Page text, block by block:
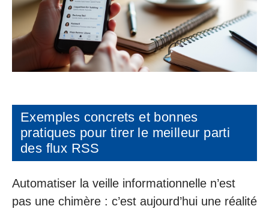
Exemples concrets et bonnes
pratiques pour tirer le meilleur parti
des flux RSS
Automatiser la veille informationnelle n’est
pas une chimère : c’est aujourd’hui une réalité